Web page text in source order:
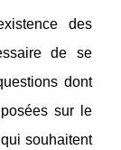
des
de se
dont
sur le
souhaitent